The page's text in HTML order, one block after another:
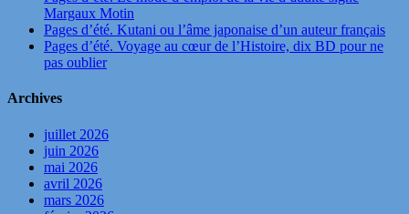
Margaux Motin
Pages d’été. Kutani ou l’âme japonaise d’un auteur français
Pages d’été. Voyage au cœur de l’Histoire, dix BD pour ne
pas oublier
Archives
juillet 2026
juin 2026
mai 2026
avril 2026
mars 2026